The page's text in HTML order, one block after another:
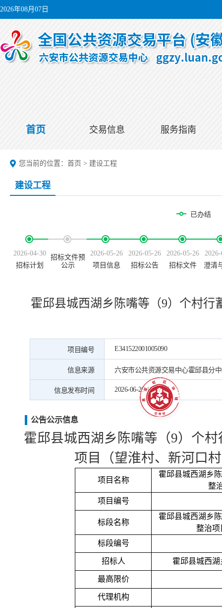
2026年08月07日
首页 交易信息 服务指南
您当前的位置： 首页 > 建设工程
建设工程
已办结
2026-04-30
招标计划
招标文件预
公示
2026-05-26
项目信息
2026-05-26
招标公告
2026-05-26
招标文件
澄清
霍邱县城西湖乡陈嘴等（9）个村
项目编号 E341522001005090
信息来源 六安市公共资源交易中心霍邱县分
信息发布时间 2026-06-29 15:47:17
公告公示信息
霍邱县城西湖乡陈嘴等（9）个
项目（望淮村、新河口
项目名称
霍邱县城西湖乡
整
项目编号
标段名称
霍邱县城西湖乡
整治项
标段编号
招标人 霍邱县城西
最高限价
代理机构